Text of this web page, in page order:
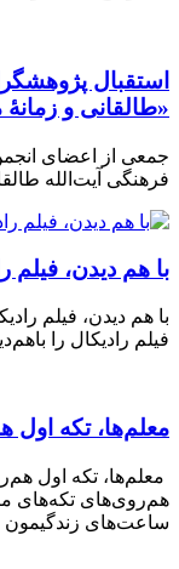
استقبال
«طالقانی و زمانهٔ
جمعی از اعضای
فرهنگی آیت‌الله
با هم دیدن، فیلم
با هم دیدن، فیلم
فیلم رادیکال را
معلم‌ها، تکه اول
معلم‌ها، تکه اول
هم‌روی‌های تکه‌های
ساعت‌های زندگیمون